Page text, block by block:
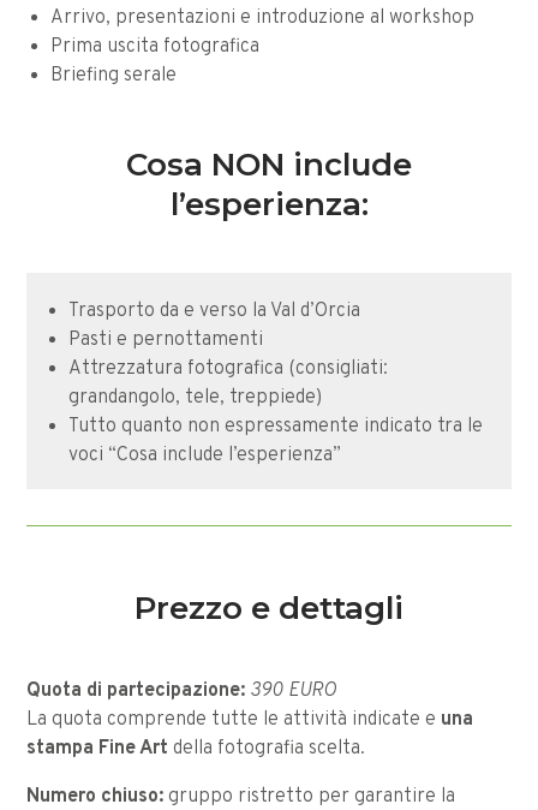
Arrivo, presentazioni e introduzione al workshop
Prima uscita fotografica
Briefing serale
Cosa NON include
l’esperienza:
Trasporto da e verso la Val d’Orcia
Pasti e pernottamenti
Attrezzatura fotografica (consigliati:
grandangolo, tele, treppiede)
Tutto quanto non espressamente indicato tra le
voci “Cosa include l’esperienza”
Prezzo e dettagli
Quota di partecipazione: 390 EURO
La quota comprende tutte le attività indicate e una
stampa Fine Art della fotografia scelta.
Numero chiuso: gruppo ristretto per garantire la